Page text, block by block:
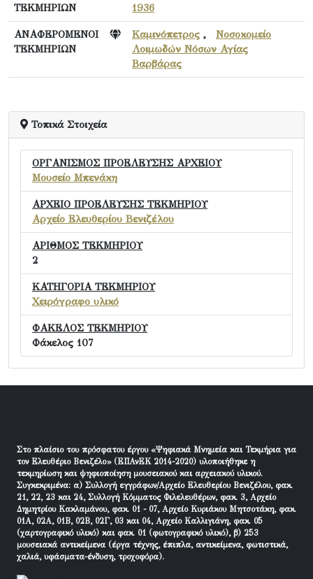
ΤΕΚΜΗΡΙΩΝ
1936
ΑΝΑΦΕΡΟΜΕΝΟΙ
ΤΕΚΜΗΡΙΩΝ
Καμινόπετρος , Νοσοκομείο
Λοιμωδών Νόσων Αγίας
Βαρβάρας
Τοπικά Στοιχεία
ΟΡΓΑΝΙΣΜΟΣ ΠΡΟΕΛΕΥΣΗΣ ΑΡΧΕΙΟΥ
Μουσείο Μπενάκη
ΑΡΧΕΙΟ ΠΡΟΕΛΕΥΣΗΣ ΤΕΚΜΗΡΙΟΥ
Αρχείο Ελευθερίου Βενιζέλου
ΑΡΙΘΜΟΣ ΤΕΚΜΗΡΙΟΥ
2
ΚΑΤΗΓΟΡΙΑ ΤΕΚΜΗΡΙΟΥ
Χειρόγραφο υλικό
ΦΑΚΕΛΟΣ ΤΕΚΜΗΡΙΟΥ
Φάκελος 107
Στο πλαίσιο του πρόσφατου έργου «Ψηφιακά Μνημεία και Τεκμήρια για
τον Ελευθέριο Βενιζέλο» (ΕΠΑνΕΚ 2014-2020) υλοποιήθηκε η
τεκμηρίωση και ψηφιοποίηση μουσειακού και αρχειακού υλικού.
Συγκεκριμένα: α) Συλλογή εγγράφων/Αρχείο Ελευθερίου Βενιζέλου, φακ.
21, 22, 23 και 24, Συλλογή Κόμματος Φιλελευθέρων, φακ. 3, Αρχείο
Δημητρίου Κακλαμάνου, φακ. 01 - 07, Αρχείο Κυριάκου Μητσοτάκη, φακ.
01Α, 02Α, 01Β, 02Β, 02Γ, 03 και 04, Αρχείο Καλλιγιάνη, φακ. 05
(χαρτογραφικό υλικό) και φακ. 01 (φωτογραφικό υλικό), β) 253
μουσειακά αντικείμενα (έργα τέχνης, έπιπλα, αντικείμενα, φωτιστικά,
χαλιά, υφάσματα-ένδυση, τροχοφόρα).